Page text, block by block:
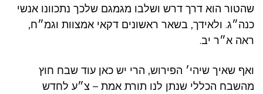
שהטור הוא דרך דרש ושלבו מגמגם שלכך נתכוונו אנשי
כנה״ג. ולאידך, בשאר ראשונים דקאי אמצוות וגמ״ח,
ראה א״ר יב.
ואף שאיך שיהי׳ הפירוש, הרי יש כאן עוד שבח חוץ
מהשבח הכללי שנתן לנו תורת אמת – צ״ע לחדש